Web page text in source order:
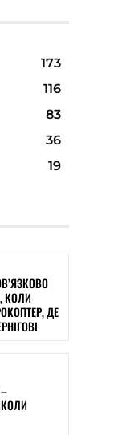
173
116
83
36
19
КОЛИ
ДЕ